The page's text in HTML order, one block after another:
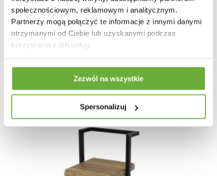
społecznościowym, reklamowym i analitycznym.
Partnerzy mogą połączyć te informacje z innymi danymi
otrzymanymi od Ciebie lub uzyskanymi podczas
korzystania z ich usług.
Zezwól na wszystkie
Spersonalizuj
PÓŁKA ŚCIENNA PLAATE 30X25 CM AKACJA